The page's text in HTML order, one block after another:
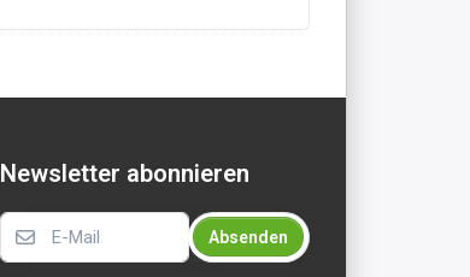
Newsletter abonnieren
Absenden